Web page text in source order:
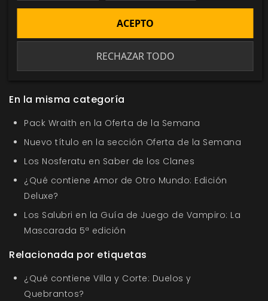
Steven Universe libro básico
José Lomo Andrea Sixto Pablo Sixto Paula Torres
En la misma categoría
Pack Wraith en la Oferta de la Semana
Nuevo título en la sección Oferta de la Semana
Los Nosferatu en Saber de los Clanes
¿Qué contiene Amor de Otro Mundo: Edición
Deluxe?
Los Salubri en la Guía de Juego de Vampiro: La
Mascarada 5ª edición
Relacionada por etiquetas
¿Qué contiene Villa y Corte: Duelos y
Quebrantos?
RECHAZAR TODO
ACEPTO